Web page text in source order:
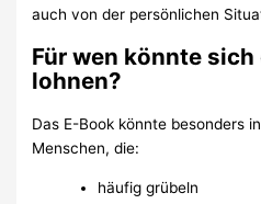
auch von der persönlichen
Für wen könnte
lohnen?
Das E-Book könnte besonders
Menschen, die:
häufig grübeln